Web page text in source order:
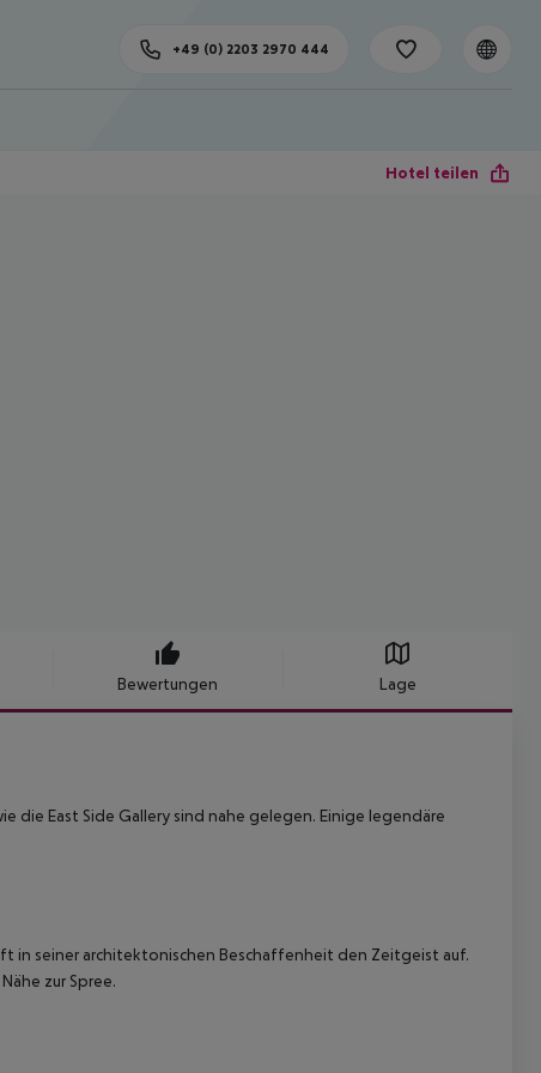
+49 (0) 2203 2970 444
Hotel teilen
Bewertungen Lage
die East Side Gallery sind nahe gelegen. Einige legendäre
in seiner architektonischen Beschaffenheit den Zeitgeist auf.
zur Spree.